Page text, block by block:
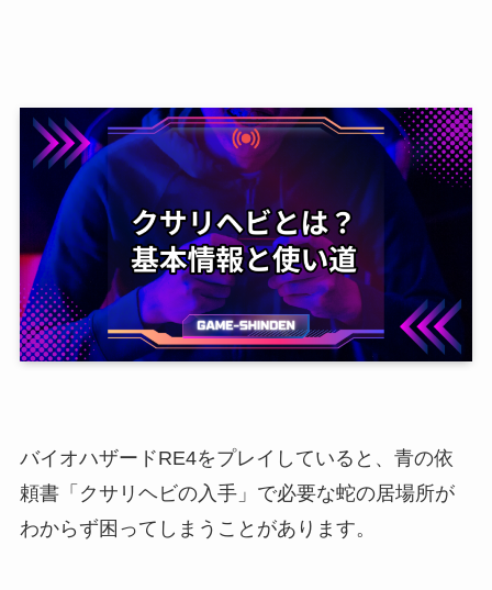
バイオハザードRE4をプレイしていると、青の依
頼書「クサリヘビの入手」で必要な蛇の居場所が
わからず困ってしまうことがあります。